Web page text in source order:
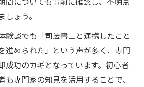
ょう。
験談でも「司法書士と連携したこと
進められた」という声が多く、専門
成功のカギとなっています。初心者
も専門家の知見を活用することで、